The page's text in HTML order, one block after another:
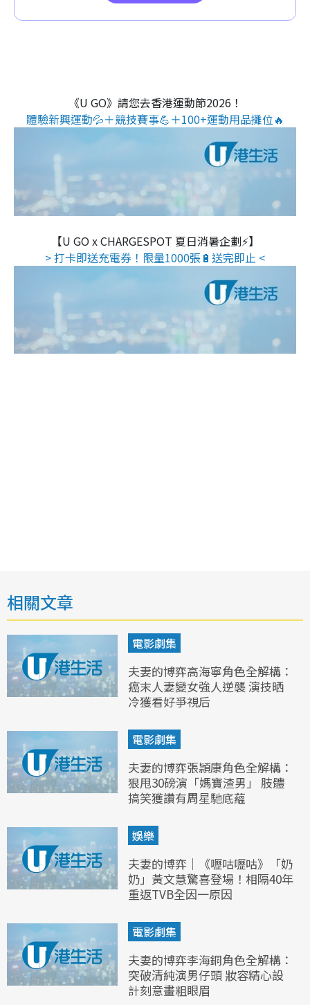
《U GO》請您去香港運動節2026！
體驗新興運動💦＋競技賽事💪＋100+運動用品攤位🔥
【U GO x CHARGESPOT 夏日消暑企劃⚡】
> 打卡即送充電券！限量1000張🔋送完即止 <
相關文章
電影劇集
夫妻的博弈高海寧角色全解構：
癌末人妻變女強人逆襲 演技晒
冷獲看好爭視后
電影劇集
夫妻的博弈張頴康角色全解構：
狠甩30磅演「媽寶渣男」 肢體
搞笑獲讚有周星馳底蘊
娛樂
夫妻的博弈｜《嚦咕嚦咕》「奶
奶」黃文慧驚喜登場！相隔40年
重返TVB全因一原因
電影劇集
夫妻的博弈李海銅角色全解構：
突破清純演男仔頭 妝容精心設
計刻意畫粗眼眉